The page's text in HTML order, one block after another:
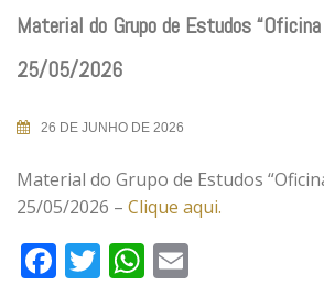
Material do Grupo de Estudos
25/05/2026
26 DE JUNHO DE 2026
Material do Grupo de Estudos
25/05/2026 – Clique aqui.
Facebook
TwitterWhatsApp